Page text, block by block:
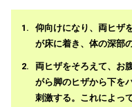
仰向けになり、両ヒザ
が床に着き、体の深部
両ヒザをそろえて、お
がら脚のヒザから下を
刺激する。これによっ